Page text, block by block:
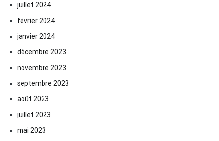
juillet 2024
février 2024
janvier 2024
décembre 2023
novembre 2023
septembre 2023
août 2023
juillet 2023
mai 2023